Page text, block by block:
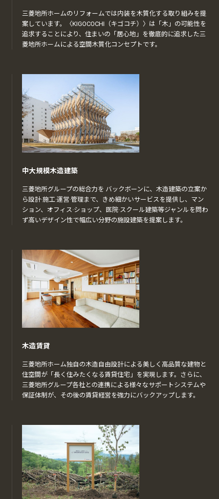
三菱地所ホームのリフォームでは内装を木質化する取り組みを提
案しています。〈KIGOCOCHI（キゴコチ）〉は「木」の可能性を
追求することにより、住まいの「居心地」を徹底的に追求した三
菱地所ホームによる空間木質化コンセプトです。
中大規模木造建築
三菱地所グループの総合力を バックボーンに、木造建築の立案か
ら設計·施工·運営·管理まで、きめ細かいサービスを提供し、マン
ション、オフィス·ショップ、医院·スクール建築等ジャンルを問わ
ず高いデザイン性で幅広い分野の施設建築を提案します。
木造賃貸
三菱地所ホーム独自の木造自由設計による美しく高品質な建物と
住空間が「長く住みたくなる賃貸住宅」を実現します。さらに、
三菱地所グループ各社との連携による様々なサポートシステムや
保証体制が、その後の賃貸経営を強力にバックアップします。